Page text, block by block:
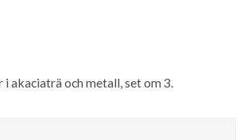
i akaciaträ och metall, set om 3.